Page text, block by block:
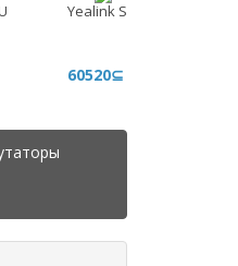
Yealink SIP-T88W Pro
60520⊆